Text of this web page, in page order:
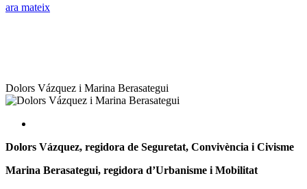
ara mateix
Dolors Vázquez i Marina Berasategui
Dolors Vázquez, regidora de Seguretat, Convivència i Civisme
Marina Berasategui, regidora d’Urbanisme i Mobilitat